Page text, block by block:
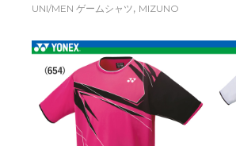
UNI/MEN ゲームシャツ, MIZUNO